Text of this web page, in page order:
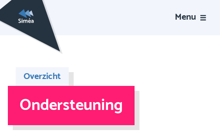
Menu
Overzicht
Ondersteuning